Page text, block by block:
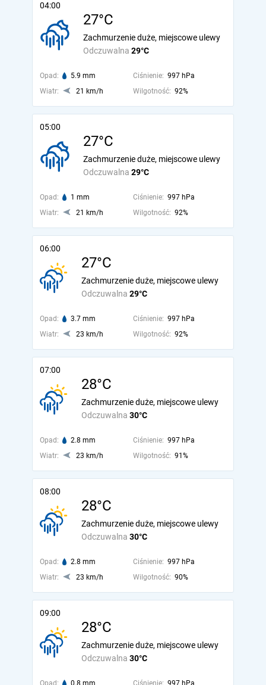
04:00
27°C
Odczuwalna 29°C
Zachmurzenie duże, miejscowe ulewy
Opad: 5.9 mm Ciśnienie: 997 hPa
Wiatr:
21 km/h Wilgotność: 92%
05:00
27°C
Odczuwalna 29°C
Zachmurzenie duże, miejscowe ulewy
Opad: 1 mm Ciśnienie: 997 hPa
Wiatr:
21 km/h Wilgotność: 92%
06:00
27°C
Odczuwalna 29°C
Zachmurzenie duże, miejscowe ulewy
Opad: 3.7 mm Ciśnienie: 997 hPa
Wiatr:
23 km/h Wilgotność: 92%
07:00
28°C
Odczuwalna 30°C
Zachmurzenie duże, miejscowe ulewy
Opad: 2.8 mm Ciśnienie: 997 hPa
Wiatr:
23 km/h Wilgotność: 91%
08:00
28°C
Odczuwalna 30°C
Zachmurzenie duże, miejscowe ulewy
Opad: 2.8 mm Ciśnienie: 997 hPa
Wiatr:
23 km/h Wilgotność: 90%
09:00
28°C
Odczuwalna 30°C
Zachmurzenie duże, miejscowe ulewy
Opad: 0.8 mm Ciśnienie: 997 hPa